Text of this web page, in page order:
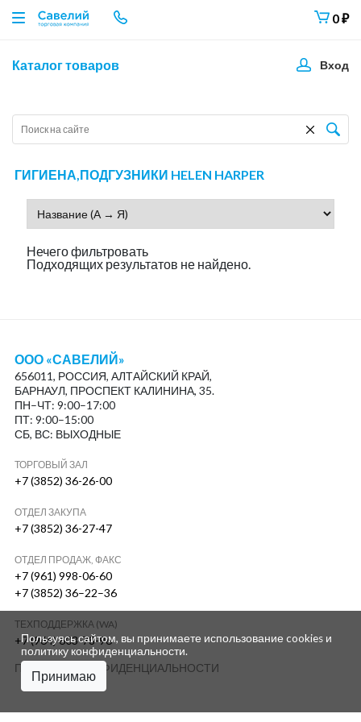
0₽
Каталог товаров Вход
ГИГИЕНА,ПОДГУЗНИКИ HELEN HARPER
Нечего фильтровать
Подходящих результатов не найдено.
ООО «САВЕЛИЙ»
656011, РОССИЯ, АЛТАЙСКИЙ КРАЙ,
БАРНАУЛ, ПРОСПЕКТ КАЛИНИНА, 35.
ПН–ЧТ: 9:00–17:00
ПТ: 9:00–15:00
СБ, ВС: ВЫХОДНЫЕ
ТОРГОВЫЙ ЗАЛ
+7 (3852) 36-26-00
ОТДЕЛ ЗАКУПА
+7 (3852) 36-27-47
ОТДЕЛ ПРОДАЖ, ФАКС
+7 (961) 998-06-60
+7 (3852) 36–22–36
ТЕХПОДДЕРЖКА (WA)
+7 (964) 603-78-96
ПОЛИТИКА КОНФИДЕНЦИАЛЬНОСТИ
Пользуясь сайтом, вы принимаете использование cookies и
политику конфиденциальности.
Принимаю